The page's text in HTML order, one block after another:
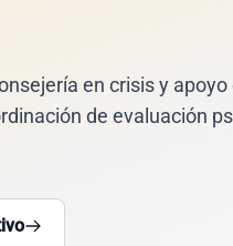
en crisis y
de evaluación